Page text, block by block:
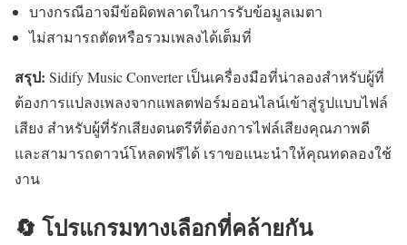
บางกรณีอาจมีข้อผิดพลาดในการรับข้อมูลเมตา
ไม่สามารถตัดหรือรวมเพลงได้เต็มที่
สรุป: Sidify Music Converter เป็นเครื่องมือที่น่าลองสำหรับผู้ที่
ต้องการแปลงเพลงจากแพลตฟอร์มออนไลน์เข้าสู่รูปแบบไฟล์
เสียง สำหรับผู้ที่รักเสียงดนตรีที่ต้องการไฟล์เสียงคุณภาพดี
และสามารถดาวน์โหลดฟรีได้ เราขอแนะนำให้คุณทดลองใช้
งาน
🔄 โปรแกรมทางเลือกที่คล้ายกัน